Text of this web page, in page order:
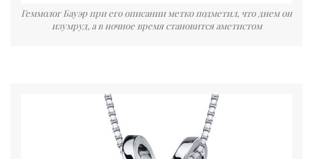
Геммолог Бауэр при его описании метко подметил, что днем он
изумруд, а в ночное время становится аметистом